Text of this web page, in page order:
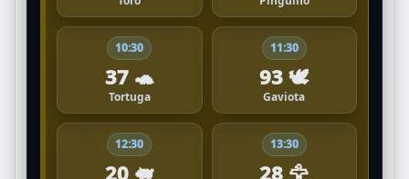
10:30
37 🐢
Tortuga
11:30
93 🕊️
Gaviota
12:30
20 🐖
13:30
28 🦅